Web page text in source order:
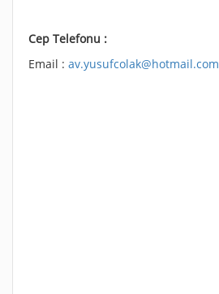
Cep Telefonu :
Email : av.yusufcolak@hotmail.com